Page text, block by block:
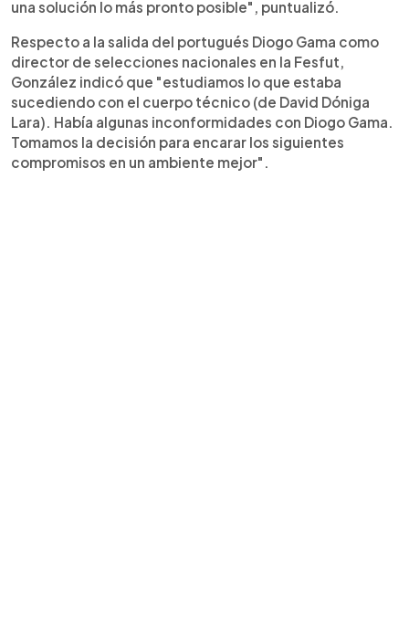
una solución lo más pronto posible", puntualizó.
Respecto a la salida del portugués Diogo Gama como
director de selecciones nacionales en la Fesfut,
González indicó que "estudiamos lo que estaba
sucediendo con el cuerpo técnico (de David Dóniga
Lara). Había algunas inconformidades con Diogo Gama.
Tomamos la decisión para encarar los siguientes
compromisos en un ambiente mejor".